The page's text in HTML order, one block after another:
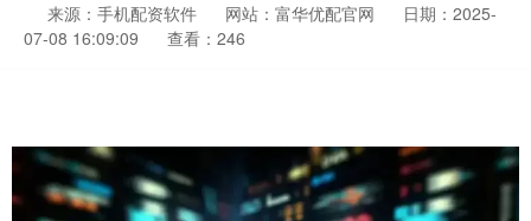
来源：手机配资软件 网站：富华优配官网
日期：2025-
07-08 16:09:09
查看：246